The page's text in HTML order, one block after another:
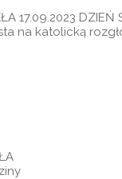
17.09.2023 DZIEŃ
na katolicką